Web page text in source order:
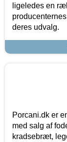
ligeledes en
deres udvalg.
Porcani.dk er
med salg af
kradsebræt,